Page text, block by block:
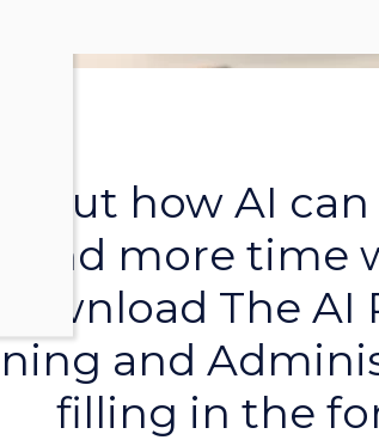
out how AI
more time
Download The
and
filling in the